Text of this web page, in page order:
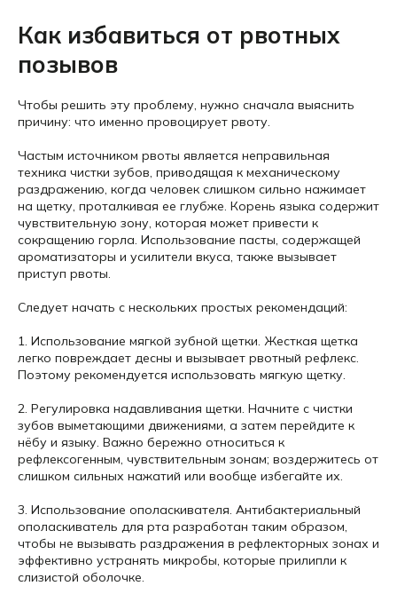
Как избавиться от рвотных
позывов
Чтобы решить эту проблему, нужно сначала выяснить
причину: что именно провоцирует рвоту.
Частым источником рвоты является неправильная
техника чистки зубов, приводящая к механическому
раздражению, когда человек слишком сильно нажимает
на щетку, проталкивая ее глубже. Корень языка содержит
чувствительную зону, которая может привести к
сокращению горла. Использование пасты, содержащей
ароматизаторы и усилители вкуса, также вызывает
приступ рвоты.
Следует начать с нескольких простых рекомендаций:
1. Использование мягкой зубной щетки. Жесткая щетка
легко повреждает десны и вызывает рвотный рефлекс.
Поэтому рекомендуется использовать мягкую щетку.
2. Регулировка надавливания щетки. Начните с чистки
зубов выметающими движениями, а затем перейдите к
нёбу и языку. Важно бережно относиться к
рефлексогенным, чувствительным зонам; воздержитесь от
слишком сильных нажатий или вообще избегайте их.
3. Использование ополаскивателя. Антибактериальный
ополаскиватель для рта разработан таким образом,
чтобы не вызывать раздражения в рефлекторных зонах и
эффективно устранять микробы, которые прилипли к
слизистой оболочке.